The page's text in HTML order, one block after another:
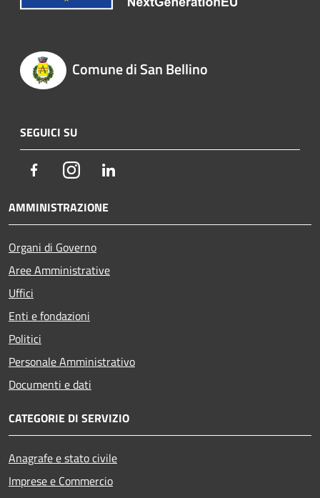
Comune di San Bellino
SEGUICI SU
FacebookInstagram
AMMINISTRAZIONE
Organi di Governo
Aree Amministrative
Uffici
Enti e fondazioni
Politici
Personale Amministrativo
Documenti e dati
CATEGORIE DI SERVIZIO
Anagrafe e stato civile
Imprese e Commercio